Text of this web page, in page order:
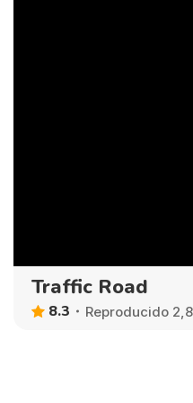
Traffic Road
8.3 Reproducido